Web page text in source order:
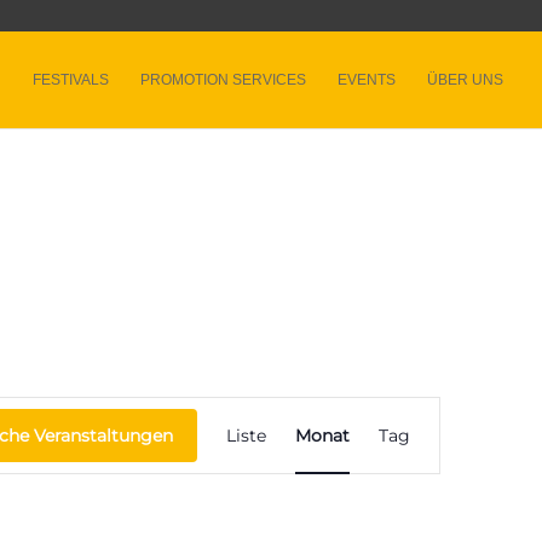
FESTIVALS PROMOTION SERVICES EVENTS ÜBER UNS
Veranstaltungen
Ansichten-
Liste Monat Tag